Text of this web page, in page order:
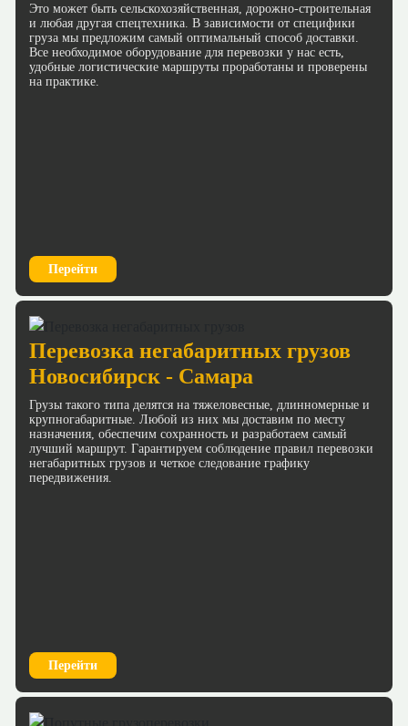
Это может быть сельскохозяйственная, дорожно-строительная
и любая другая спецтехника. В зависимости от специфики
груза мы предложим самый оптимальный способ доставки.
Все необходимое оборудование для перевозки у нас есть,
удобные логистические маршруты проработаны и проверены
на практике.
Перейти
Перевозка негабаритных грузов
Новосибирск - Самара
Грузы такого типа делятся на тяжеловесные, длинномерные и
крупногабаритные. Любой из них мы доставим по месту
назначения, обеспечим сохранность и разработаем самый
лучший маршрут. Гарантируем соблюдение правил перевозки
негабаритных грузов и четкое следование графику
передвижения.
Перейти